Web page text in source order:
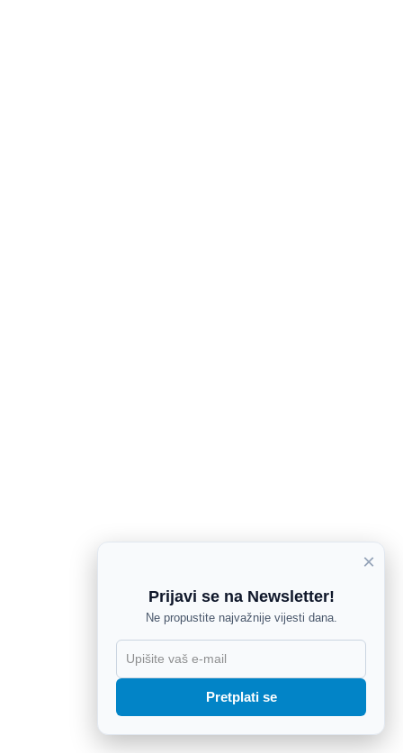
×
Prijavi se na Newsletter!
Ne propustite najvažnije vijesti dana.
Pretplati se